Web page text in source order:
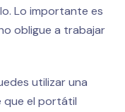
Lo importante es
obligue a trabajar
utilizar una
que el portátil